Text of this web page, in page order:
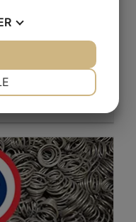
STATISTIK